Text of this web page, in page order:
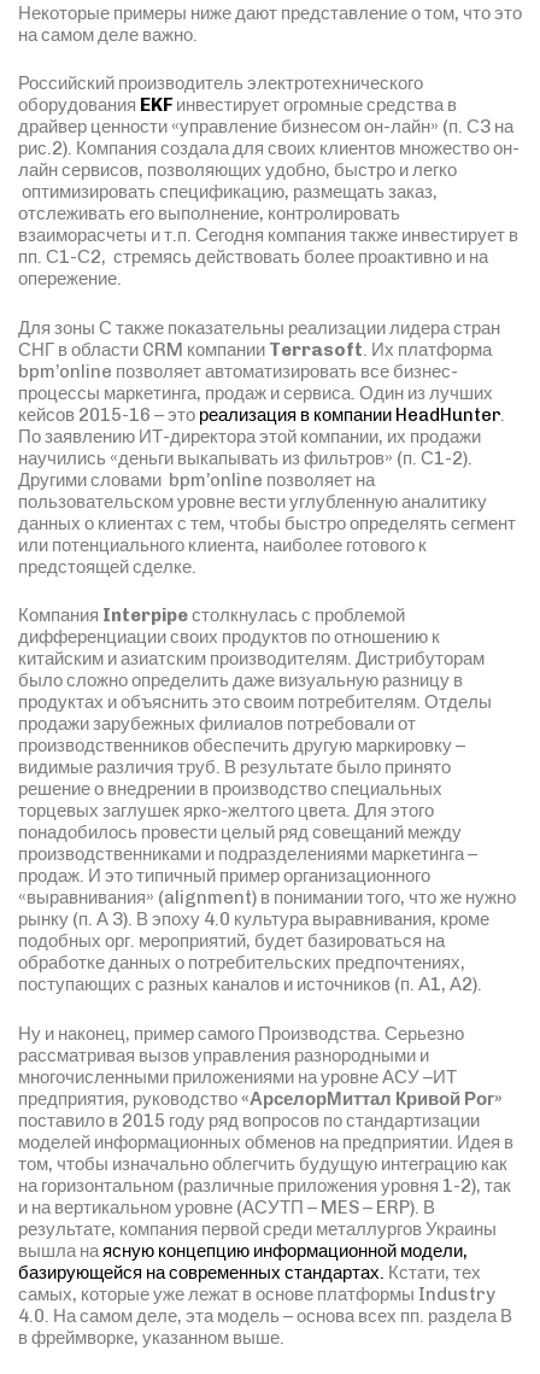
Некоторые примеры ниже дают представление о том, что это
на самом деле важно.
Российский производитель электротехнического
оборудования EKF инвестирует огромные средства в
драйвер ценности «управление бизнесом он-лайн» (п. С3 на
рис.2). Компания создала для своих клиентов множество он-
лайн сервисов, позволяющих удобно, быстро и легко
оптимизировать спецификацию, размещать заказ,
отслеживать его выполнение, контролировать
взаиморасчеты и т.п. Сегодня компания также инвестирует в
пп. С1-С2, стремясь действовать более проактивно и на
опережение.
Для зоны С также показательны реализации лидера стран
СНГ в области CRM компании Terrasoft. Их платформа
bpm’online позволяет автоматизировать все бизнес-
процессы маркетинга, продаж и сервиса. Один из лучших
кейсов 2015-16 – это реализация в компании HeadHunter.
По заявлению ИТ-директора этой компании, их продажи
научились «деньги выкапывать из фильтров» (п. С1-2).
Другими словами bpm’online позволяет на
пользовательском уровне вести углубленную аналитику
данных о клиентах с тем, чтобы быстро определять сегмент
или потенциального клиента, наиболее готового к
предстоящей сделке.
Компания Interpipeстолкнулась с проблемой
дифференциации своих продуктов по отношению к
китайским и азиатским производителям. Дистрибуторам
было сложно определить даже визуальную разницу в
продуктах и объяснить это своим потребителям. Отделы
продажи зарубежных филиалов потребовали от
производственников обеспечить другую маркировку –
видимые различия труб. В результате было принято
решение о внедрении в производство специальных
торцевых заглушек ярко-желтого цвета. Для этого
понадобилось провести целый ряд совещаний между
производственниками и подразделениями маркетинга –
продаж. И это типичный пример организационного
«выравнивания» (alignment) в понимании того, что же нужно
рынку (п. А 3). В эпоху 4.0 культура выравнивания, кроме
подобных орг. мероприятий, будет базироваться на
обработке данных о потребительских предпочтениях,
поступающих с разных каналов и источников (п. А1, А2).
Ну и наконец, пример самого Производства. Серьезно
рассматривая вызов управления разнородными и
многочисленными приложениями на уровне АСУ –ИТ
предприятия, руководство«АрселорМиттал Кривой Рог»
поставило в 2015 году ряд вопросов по стандартизации
моделей информационных обменов на предприятии. Идея в
том, чтобы изначально облегчить будущую интеграцию как
на горизонтальном (различные приложения уровня 1-2), так
и на вертикальном уровне (АСУТП – MES – ERP). В
результате, компания первой среди металлургов Украины
вышла наясную концепцию информационной модели,
базирующейся на современных стандартах. Кстати, тех
самых, которые уже лежат в основе платформы Industry
4.0. На самом деле, эта модель – основа всех пп. раздела В
в фреймворке, указанном выше.